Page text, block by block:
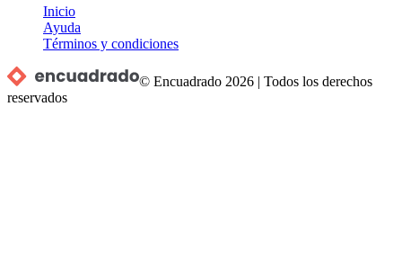
Inicio
Ayuda
Términos y condiciones
© Encuadrado 2026 |Todos los derechos
reservados